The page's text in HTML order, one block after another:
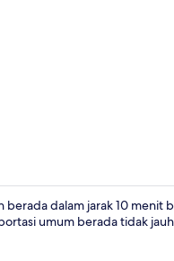
dalam jarak 10 menit
umum berada tidak